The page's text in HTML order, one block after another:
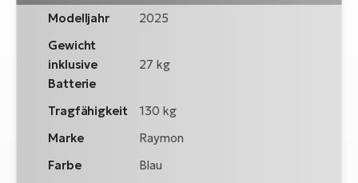
Modelljahr
2025
Gewicht
inklusive
Batterie
27 kg
Tragfähigkeit
130 kg
Marke
Raymon
Farbe
Blau